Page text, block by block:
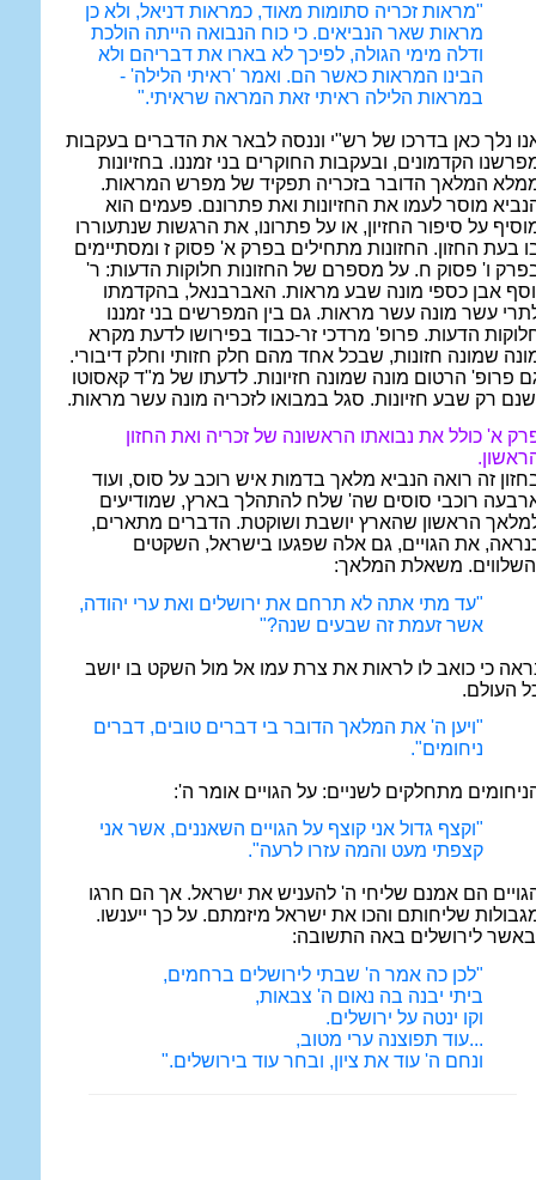
"מראות זכריה סתומות מאוד, כמראות דניאל, ולא כן
מראות שאר הנביאים. כי כוח הנבואה הייתה הולכת
ודלה מימי הגולה, לפיכך לא בארו את דבריהם ולא
הבינו המראות כאשר הם. ואמר 'ראיתי הלילה' -
במראות הלילה ראיתי זאת המראה שראיתי."
נלך כאן בדרכו של רש"י וננסה לבאר את הדברים בעקבות
הקדמונים, ובעקבות החוקרים בני זמננו. בחזיונות
המלאך הדובר בזכריה תפקיד של מפרש המראות.
מוסר לעמו את החזיונות ואת פתרונם. פעמים הוא
על סיפור החזיון, או על פתרונו, את הרגשות שנתעוררו
בעת החזון. החזונות מתחילים בפרק א' פסוק ז ומסתיימים
ו' פסוק ח. על מספרם של החזונות חלוקות הדעות: ר'
אבן כספי מונה שבע מראות. האברבנאל, בהקדמתו
עשר מונה עשר מראות. גם בין המפרשים בני זמננו
הדעות. פרופ' מרדכי זר-כבוד בפירושו לדעת מקרא
שמונה חזונות, שבכל אחד מהם חלק חזותי וחלק דיבורי.
פרופ' הרטום מונה שמונה חזיונות. לדעתו של מ"ד קאסוטו
רק שבע חזיונות. סגל במבואו לזכריה מונה עשר מראות.
א' כולל את נבואתו הראשונה של זכריה ואת החזון
זה רואה הנביא מלאך בדמות איש רוכב על סוס, ועוד
רוכבי סוסים שה' שלח להתהלך בארץ, שמודיעים
הראשון שהארץ יושבת ושוקטת. הדברים מתארים,
את הגויים, גם אלה שפגעו בישראל, השקטים
משאלת המלאך:
"עד מתי אתה לא תרחם את ירושלים ואת ערי יהודה,
אשר זעמת זה שבעים שנה?"
כי כואב לו לראות את צרת עמו אל מול השקט בו יושב
העולם.
"ויען ה' את המלאך הדובר בי דברים טובים, דברים
ניחומים".
מתחלקים לשניים: על הגויים אומר ה':
"וקצף גדול אני קוצף על הגויים השאננים, אשר אני
קצפתי מעט והמה עזרו לרעה".
הם אמנם שליחי ה' להעניש את ישראל. אך הם חרגו
שליחותם והכו את ישראל מיזמתם. על כך ייענשו.
לירושלים באה התשובה:
"לכן כה אמר ה' שבתי לירושלים ברחמים,
ביתי יבנה בה נאום ה' צבאות,
וקו ינטה על ירושלים.
...עוד תפוצנה ערי מטוב,
ונחם ה' עוד את ציון, ובחר עוד בירושלים."